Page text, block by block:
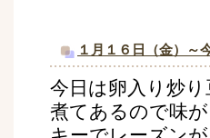
１月１６日（金）～
今日は卵入り炒
煮てあるので味